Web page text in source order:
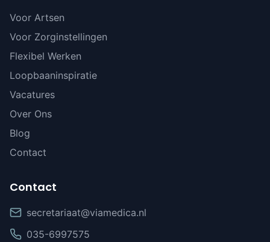
Voor Artsen
Voor Zorginstellingen
Flexibel Werken
Loopbaaninspiratie
Vacatures
Over Ons
Blog
Contact
Contact
secretariaat@viamedica.nl
035-6997575